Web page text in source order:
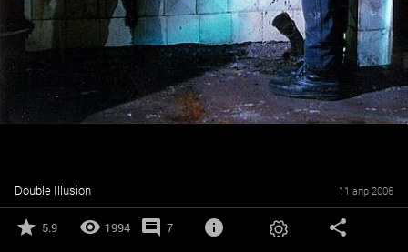
Double Illusion 11 апр 2006
5.9 1994 7